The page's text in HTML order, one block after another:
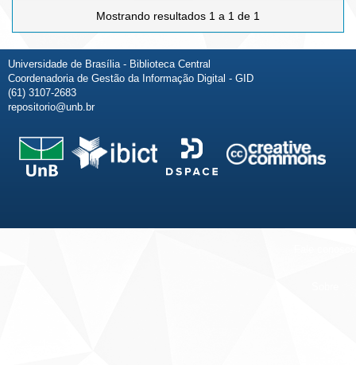
Mostrando resultados 1 a 1 de 1
Universidade de Brasília - Biblioteca Central
Coordenadoria de Gestão da Informação Digital - GID
(61) 3107-2683
repositorio@unb.br